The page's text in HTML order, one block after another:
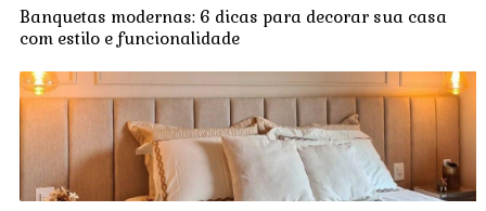
Banquetas modernas: 6 dicas para decorar sua casa
com estilo e funcionalidade